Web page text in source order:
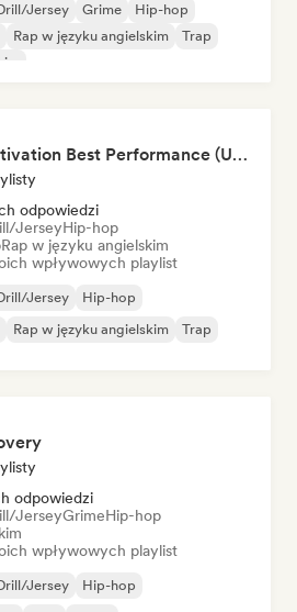
Jersey Grime
Hip-hop
Rap w języku angielskim
Trap
Sport Motivation Best Performance (Uniside Digital)
odpowiedzi
JerseyHip-hop
Rap w języku angielskim
wpływowych playlist
Jersey
Hip-hop
Rap w języku angielskim Trap
odpowiedzi
JerseyGrimeHip-hop
wpływowych playlist
Jersey
Hip-hop